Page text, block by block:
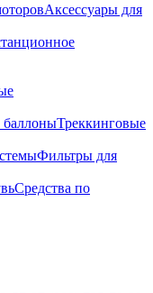
Аксессуары для
баллоныТреккинговые
Фильтры для
Средства по